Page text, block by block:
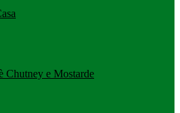
Chutney e Mostarde